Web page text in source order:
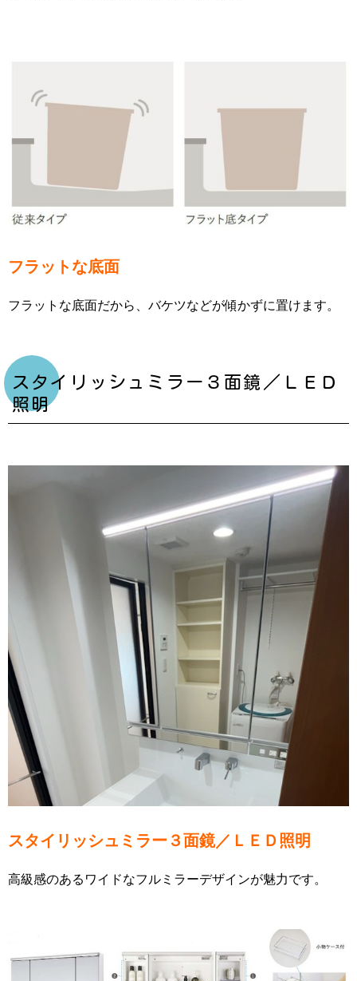
フラットな底面
フラットな底面だから、バケツなどが傾かずに置けます。
スタイリッシュミラー３面鏡／ＬＥＤ
照明
スタイリッシュミラー３面鏡／ＬＥＤ照明
高級感のあるワイドなフルミラーデザインが魅力です。